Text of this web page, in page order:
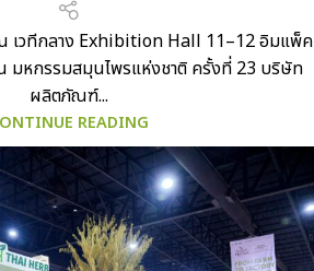
เวทีกลาง Exhibition Hall 11–12 อิมแพ็ค
มหกรรมสมุนไพรแห่งชาติ ครั้งที่ 23 บริษัท
ผลิตภัณฑ์...
READING